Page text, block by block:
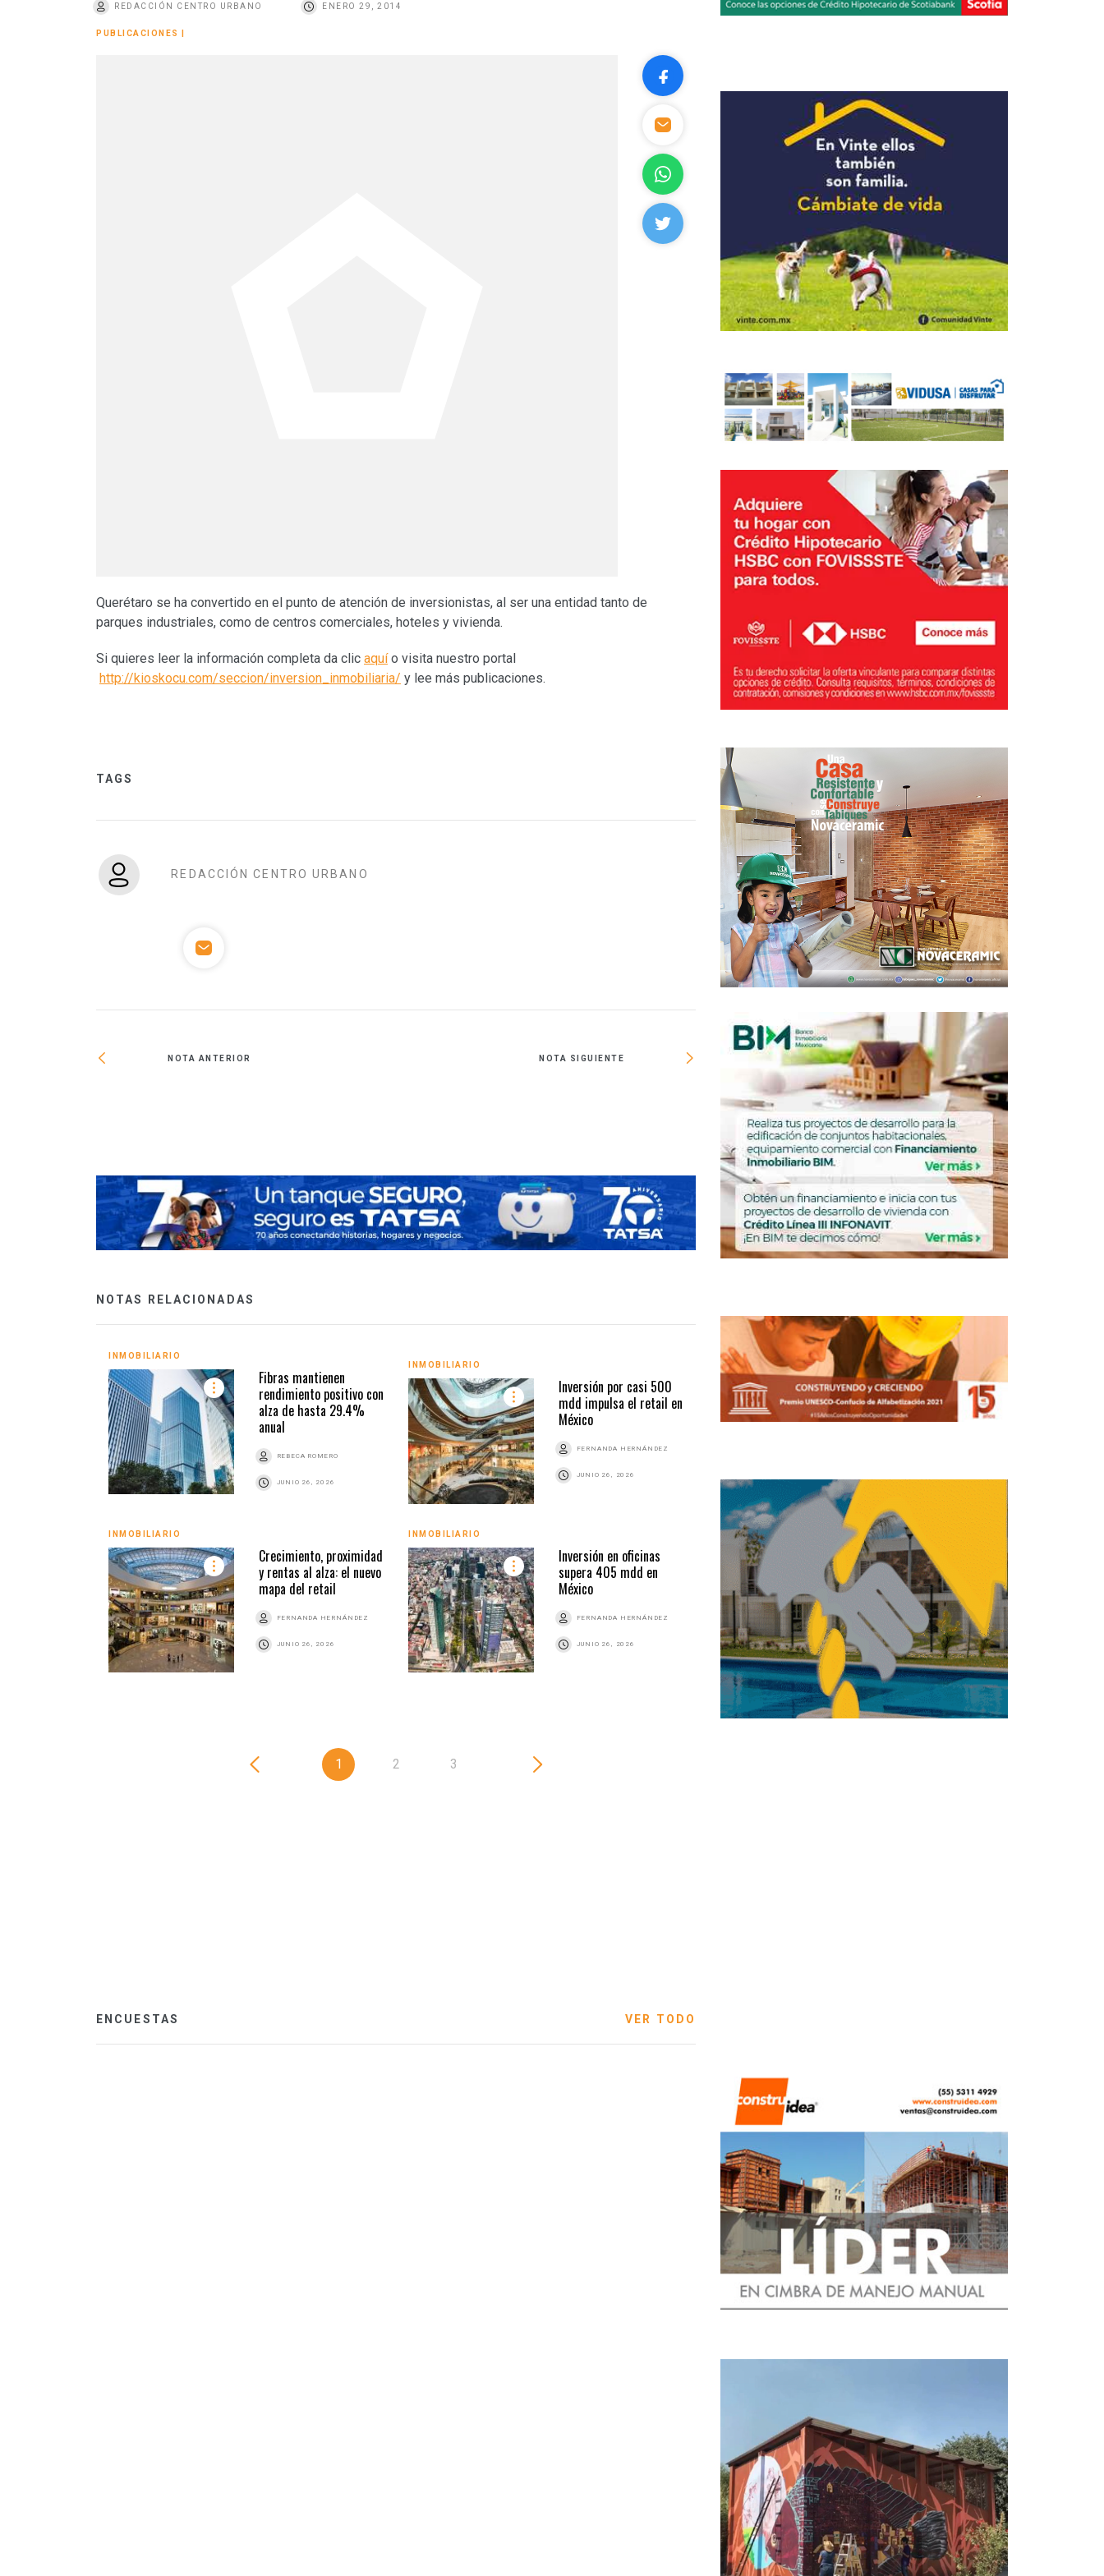
REDACCIÓN CENTRO URBANO ENERO 29, 2014
PUBLICACIONES
Querétaro se ha convertido en el punto de atención de inversionistas, al ser una entidad tanto de
parques industriales, como de centros comerciales, hoteles y vivienda.
Si quieres leer la información completa da clic aquío visita nuestro portal
http://kioskocu.com/seccion/inversion_inmobiliaria/ y lee más publicaciones.
TAGS
REDACCIÓN CENTRO URBANO
NOTA ANTERIOR NOTA SIGUIENTE
Es inaugurado el sistema de transporte
Ecovía en Nuevo Léon
NOTAS RELACIONADAS
INMOBILIARIO
Fibras mantienen
rendimiento positivo con
alza de hasta 29.4%
anual
REBECA ROMERO
JUNIO 26, 2026
INMOBILIARIO
Inversión por casi 500
mdd impulsa el retail en
México
FERNANDA HERNÁNDEZ
JUNIO 26, 2026
INMOBILIARIO
Crecimiento, proximidad
y rentas al alza: el nuevo
mapa del retail
FERNANDA HERNÁNDEZ
JUNIO 26, 2026
INMOBILIARIO
Inversión en oficinas
supera 405 mdd en
México
FERNANDA HERNÁNDEZ
JUNIO 26, 2026
INMOBILIARIO
Inversión en usos mixtos
supera los 3,000 mdd
en México
INMOBILIARIO
Inversión turística de la
ADI supera 3,800 mdd
con 26 proyectos en
desarrollos
REBECA ROMERO
JUNIO 25, 2026
1 2 3
ENCUESTAS VER TODO